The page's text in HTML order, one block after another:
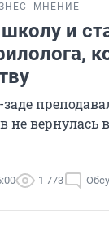
МНЕНИЕ
и
не вернулась
1 773